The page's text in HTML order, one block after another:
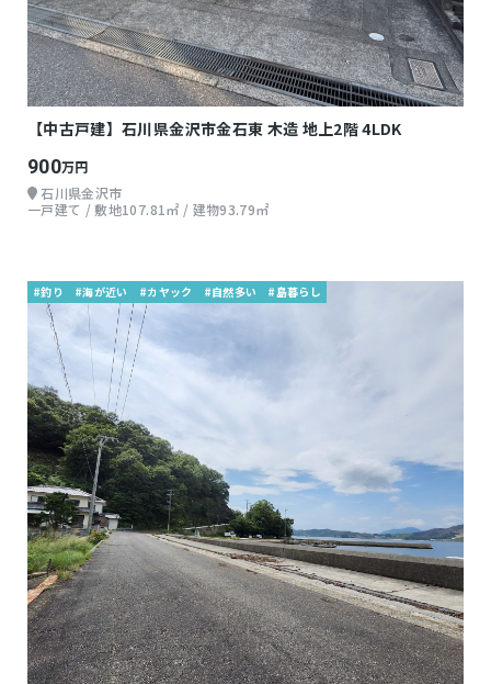
【中古戸建】石川県金沢市金石東 木造 地上2階 4LDK
900万円
石川県金沢市
一戸建て / 敷地107.81㎡ / 建物93.79㎡
#釣り #海が近い #カヤック #自然多い #島暮らし